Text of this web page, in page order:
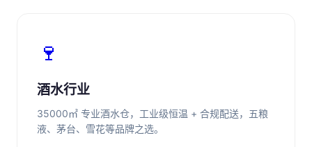
🍷
酒水行业
35000㎡ 专业酒水仓，工业级恒温 + 合规配送，五粮
液、茅台、雪花等品牌之选。